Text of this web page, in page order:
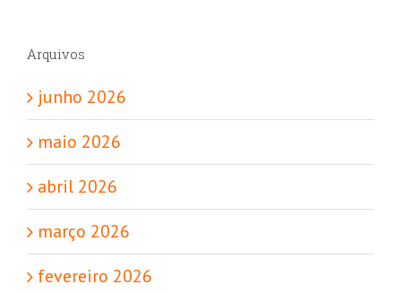
Arquivos
junho 2026
maio 2026
abril 2026
março 2026
fevereiro 2026